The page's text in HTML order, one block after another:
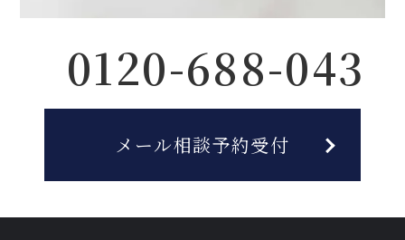
0120-688-043
メール相談予約受付